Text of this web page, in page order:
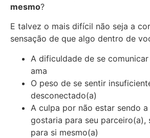
mesmo?
E talvez o mais difícil não seja a
sensação de que algo dentro de
A dificuldade de se
ama
O peso de se sentir
desconectado(a)
A culpa por não estar sendo
gostaria para seu parceiro(a),
para si mesmo(a)